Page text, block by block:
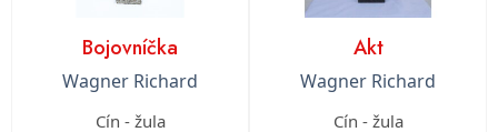
Bojovníčka
Wagner Richard
Cín - žula
Akt
Wagner Richard
Cín - žula